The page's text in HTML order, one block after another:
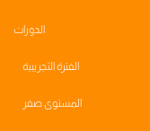
الدورات
الفترة التجريبية
المستوى صفر